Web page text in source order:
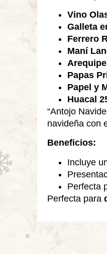
Vino
Galleta
Ferrero
Maní
Arequipe
Papas
Papel y
Huacal
“Antojo
navideña con
Beneficios:
Incluye
Perfecta
Perfecta para